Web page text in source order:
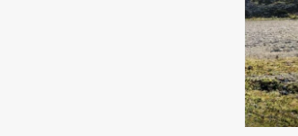
Chrome
Černě
Střešní